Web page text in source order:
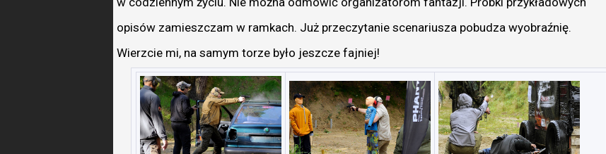
opisów zamieszczam w ramkach. Już przeczytanie scenariusza pobudza wyobraźnię.
Wierzcie mi, na samym torze było jeszcze fajniej!